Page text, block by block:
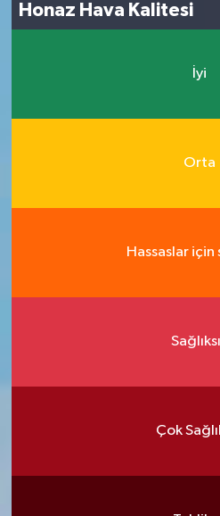
Honaz Hava Kalitesi
İyi
Orta
Hassaslar için
Çok